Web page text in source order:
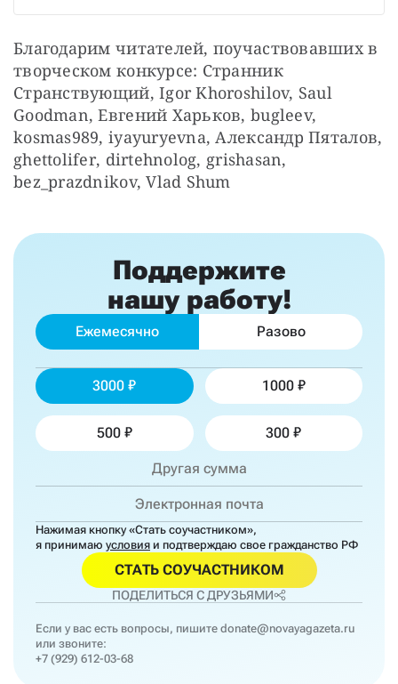
Благодарим читателей, поучаствовавших в
творческом конкурсе: Странник
Странствующий, Igor Khoroshilov, Saul
Goodman, Евгений Харьков, bugleev,
kosmas989, iyayuryevna, Александр Пяталов,
ghettolifer, dirtehnolog, grishasan,
bez_prazdnikov, Vlad Shum
Поддержите
нашу работу!
Ежемесячно Разово
3000 1000
500 300
Нажимая кнопку «Стать соучастником»,
я принимаю условия и подтверждаю свое гражданство РФ
СТАТЬ СОУЧАСТНИКОМ
ПОДЕЛИТЬСЯ С ДРУЗЬЯМИ
Если у вас есть вопросы, пишите donate@novayagazeta.ru
или звоните:
+7 (929) 612-03-68